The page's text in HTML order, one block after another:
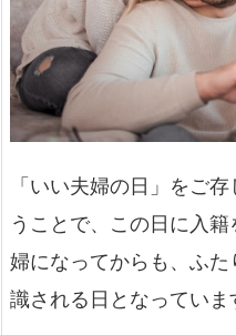
「いい夫婦の日」をご
うことで、この日に入
婦になってからも、ふ
識される日となっていま